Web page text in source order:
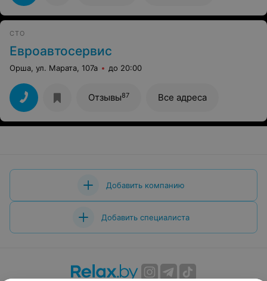
СТО
Евроавтосервис
Орша, ул. Марата, 107а до 20:00
Отзывы87 Все адреса
Добавить компанию
Добавить специалиста